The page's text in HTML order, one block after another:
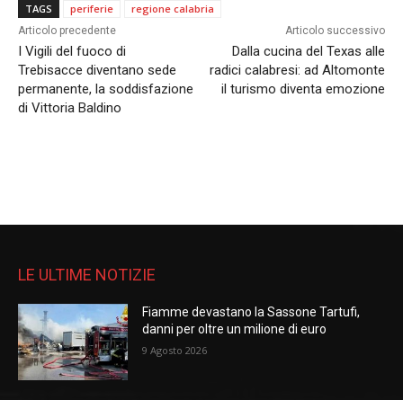
TAGS periferie regione calabria
Articolo precedente
I Vigili del fuoco di
Trebisacce diventano sede
permanente, la soddisfazione
di Vittoria Baldino
Articolo successivo
Dalla cucina del Texas alle
radici calabresi: ad Altomonte
il turismo diventa emozione
LE ULTIME NOTIZIE
Fiamme devastano la Sassone Tartufi,
danni per oltre un milione di euro
9 Agosto 2026